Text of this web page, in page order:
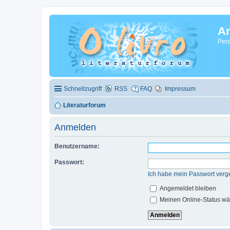
Schnellzugriff RSS FAQ Impressum
Literaturforum
Anmelden
Benutzername:
Passwort:
Ich habe mein Passwort
Angemeldet bleiben
Meinen Online-Status